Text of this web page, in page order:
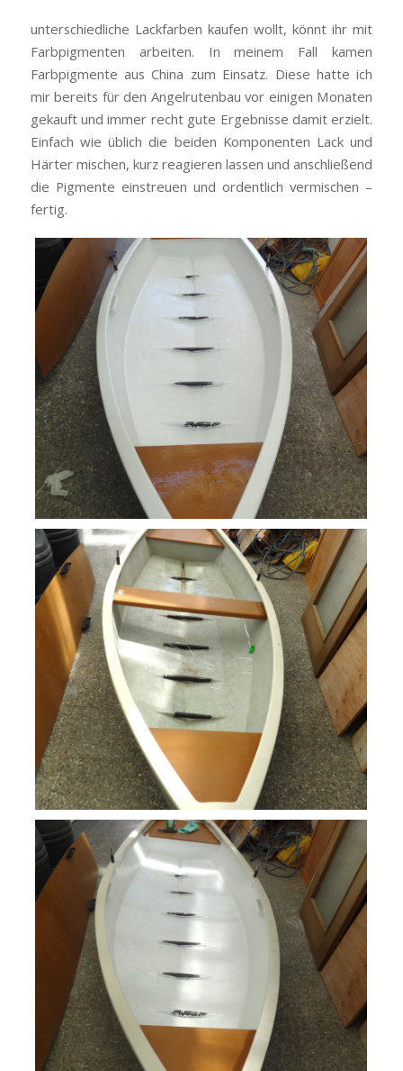
unterschiedliche Lackfarben kaufen wollt, könnt ihr mit
Farbpigmenten arbeiten. In meinem Fall kamen
Farbpigmente aus China zum Einsatz. Diese hatte ich
mir bereits für den Angelrutenbau vor einigen Monaten
gekauft und immer recht gute Ergebnisse damit erzielt.
Einfach wie üblich die beiden Komponenten Lack und
Härter mischen, kurz reagieren lassen und anschließend
die Pigmente einstreuen und ordentlich vermischen –
fertig.